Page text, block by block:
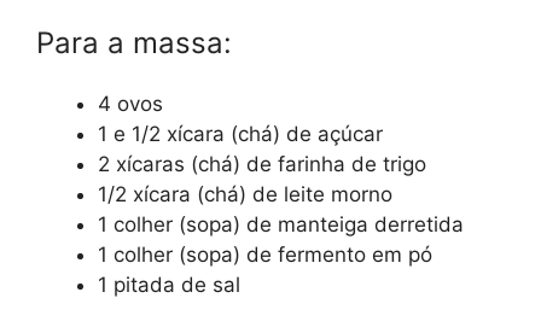
Para a massa:
4 ovos
1 e 1/2 xícara (chá) de açúcar
2 xícaras (chá) de farinha de trigo
1/2 xícara (chá) de leite morno
1 colher (sopa) de manteiga derretida
1 colher (sopa) de fermento em pó
1 pitada de sal